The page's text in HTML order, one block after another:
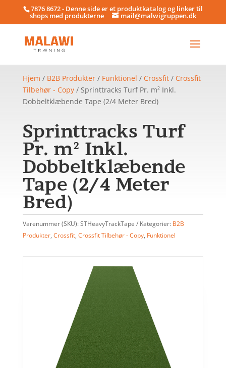
7876 8672 - Denne side er et produktkatalog og linker til
shops med produkterne mail@malwigruppen.dk
Hjem / B2B Produkter/ Funktionel / Crossfit/ Crossfit
Tilbehør - Copy/ Sprinttracks Turf Pr. m² Inkl.
Dobbeltklæbende Tape (2/4 Meter Bred)
Sprinttracks Turf
Pr. m² Inkl.
Dobbeltklæbende
Tape (2/4 Meter
Bred)
Varenummer (SKU):STHeavyTrackTape Kategorier: B2B
Produkter, Crossfit, Crossfit Tilbehør - Copy, Funktionel